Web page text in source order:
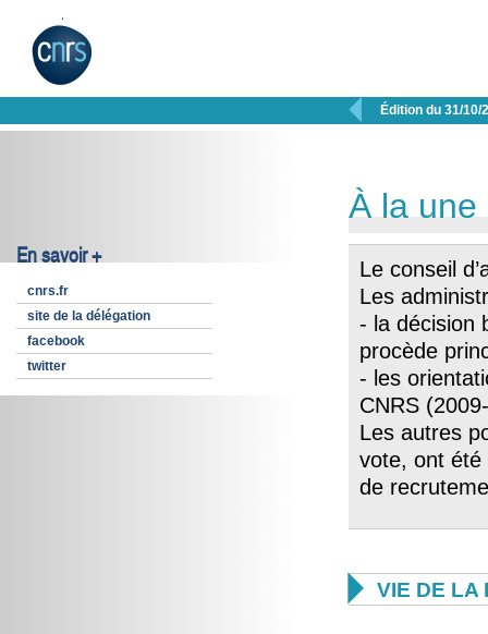
 Édition du 31/10/
En savoir +
cnrs.fr
site de la délégation
facebook
twitter
À la une
Le conseil
Les
- la décision
procède
- les
CNRS
Les autres
vote, ont été
de
 VIE DE LA